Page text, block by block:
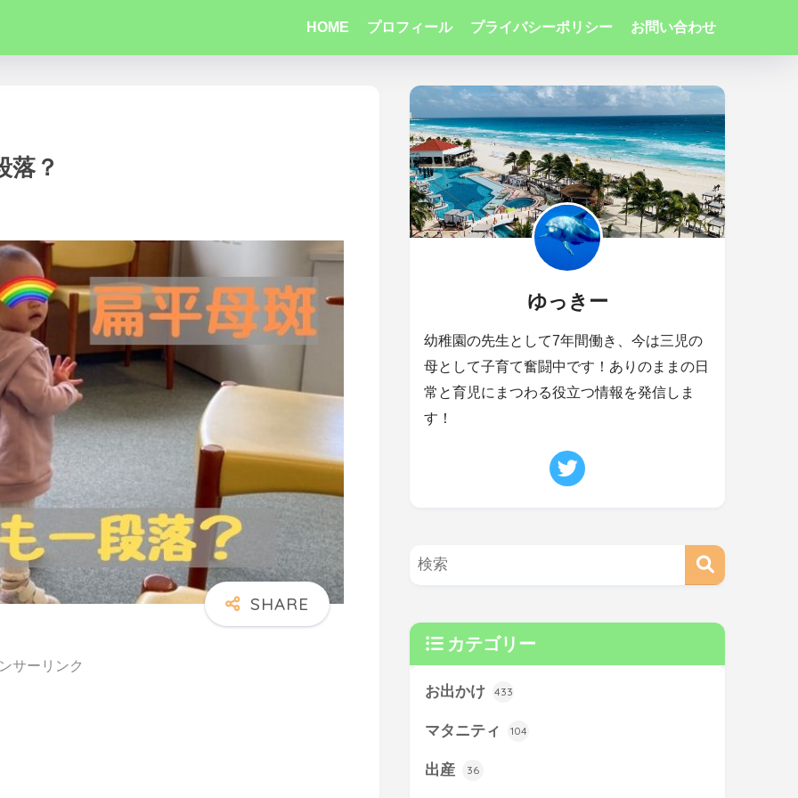
HOME プロフィール プライバシーポリシー お問い合わせ
落？
サーリンク
ゆっきー
幼稚園の先生として7年間働き、今は三児の
母として子育て奮闘中です！ありのままの日
常と育児にまつわる役立つ情報を発信しま
す！
カテゴリー
お出かけ 433
マタニティ 104
出産 36